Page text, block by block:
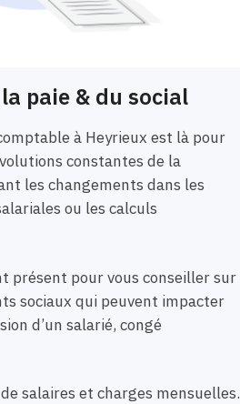
paie & du social
à Heyrieux est là pour
constantes de la
les changements dans les
ou les calculs
présent pour vous conseiller sur
sociaux qui peuvent impacter
d’un salarié, congé
salaires et charges mensuelles.